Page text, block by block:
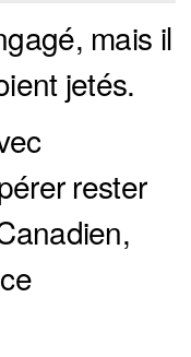
mais il
jetés.
rester